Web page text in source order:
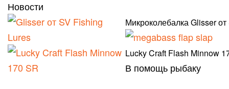
Новости
Микроколебалка Glisser
Lucky Craft Flash Minnow
В помощь рыбаку